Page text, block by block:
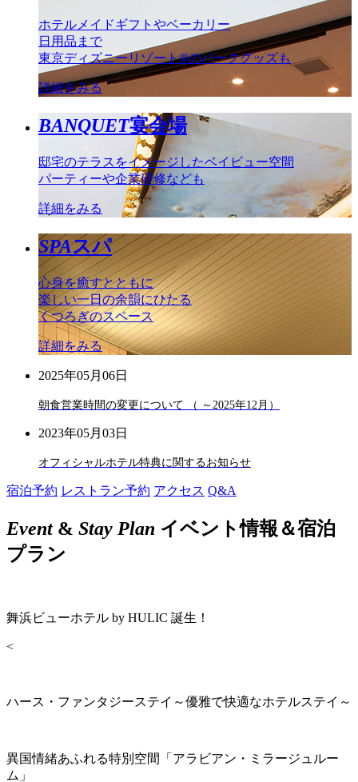
ホテルメイドギフトやベーカリー
日用品まで
東京ディズニーリゾート®のパークグッズも
詳細をみる
BANQUET宴会場
邸宅のテラスをイメージしたベイビュー空間
パーティーや企業研修なども
詳細をみる
SPAスパ
心身を癒すとともに
楽しい一日の余韻にひたる
くつろぎのスペース
詳細をみる
2025年05月06日
朝食営業時間の変更について （ ～2025年12月）
2023年05月03日
オフィシャルホテル特典に関するお知らせ
宿泊予約 レストラン予約 アクセス Q&A
Event& Stay Plan イベント情報＆宿泊
プラン
舞浜ビューホテル by HULIC 誕生！
<
ハース・ファンタジーステイ～優雅で快適なホテルステイ～
異国情緒あふれる特別空間「アラビアン・ミラージュルー
ム」